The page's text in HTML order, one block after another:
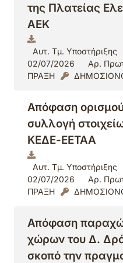
της Πλατείας
ΑΕΚ
Αυτ. Τμ. Υποστήριξης
02/07/2026
Αρ.
ΠΡΑΞΗ
Απόφαση
συλλογή
ΚΕΔΕ-ΕΕΤΑΑ
Αυτ. Τμ. Υποστήριξης
02/07/2026
Αρ.
ΠΡΑΞΗ
Απόφαση
χώρων του Δ.
σκοπό την